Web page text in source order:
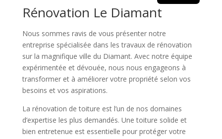
Rénovation Le Diamant
Nous sommes ravis de vous présenter notre
entreprise spécialisée dans les travaux de rénovation
sur la magnifique ville du Diamant. Avec notre équipe
expérimentée et dévouée, nous nous engageons à
transformer et à améliorer votre propriété selon vos
besoins et vos aspirations.
La rénovation de toiture est l’un de nos domaines
d’expertise les plus demandés. Une toiture solide et
bien entretenue est essentielle pour protéger votre